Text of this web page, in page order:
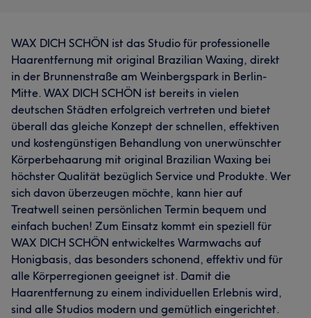
WAX DICH SCHÖN ist das Studio für professionelle
Haarentfernung mit original Brazilian Waxing, direkt
in der Brunnenstraße am Weinbergspark in Berlin-
Mitte. WAX DICH SCHÖN ist bereits in vielen
deutschen Städten erfolgreich vertreten und bietet
überall das gleiche Konzept der schnellen, effektiven
und kostengünstigen Behandlung von unerwünschter
Körperbehaarung mit original Brazilian Waxing bei
höchster Qualität bezüglich Service und Produkte. Wer
sich davon überzeugen möchte, kann hier auf
Treatwell seinen persönlichen Termin bequem und
einfach buchen! Zum Einsatz kommt ein speziell für
WAX DICH SCHÖN entwickeltes Warmwachs auf
Honigbasis, das besonders schonend, effektiv und für
alle Körperregionen geeignet ist. Damit die
Haarentfernung zu einem individuellen Erlebnis wird,
sind alle Studios modern und gemütlich eingerichtet.